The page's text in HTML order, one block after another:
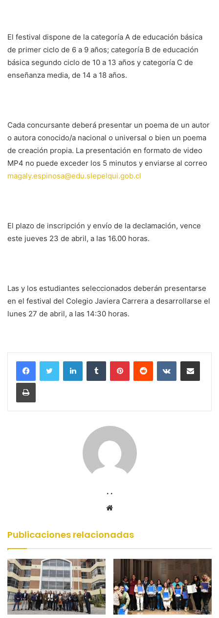
El festival dispone de la categoría A de educación básica
de primer ciclo de 6 a 9 años; categoría B de educación
básica segundo ciclo de 10 a 13 años y categoría C de
enseñanza media, de 14 a 18 años.
Cada concursante deberá presentar un poema de un autor
o autora conocido/a nacional o universal o bien un poema
de creación propia. La presentación en formato de video
MP4 no puede exceder los 5 minutos y enviarse al correo
magaly.espinosa@edu.slepelqui.gob.cl
El plazo de inscripción y envío de la declamación, vence
este jueves 23 de abril, a las 16.00 horas.
Las y los estudiantes seleccionados deberán presentarse
en el festival del Colegio Javiera Carrera a desarrollarse el
lunes 27 de abril, a las 14:30 horas.
LinkedInTumblr PinterestReddit VKontakteCompartir por
Imprimir
. .
Sitio
Publicaciones relacionadas